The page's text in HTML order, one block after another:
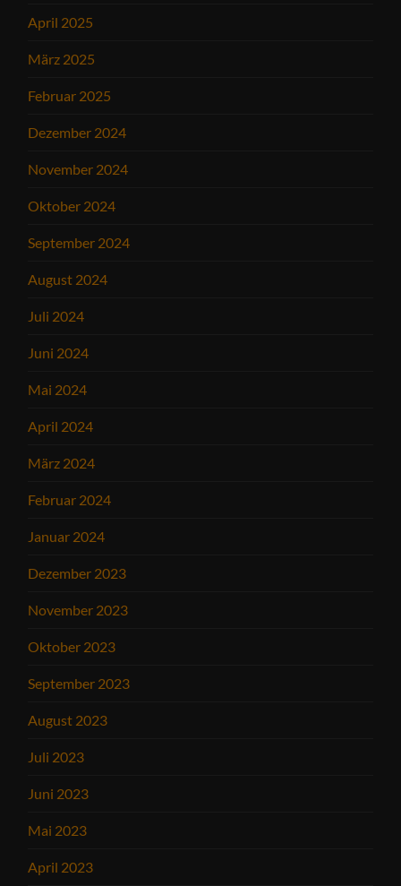
April 2025
März 2025
Februar 2025
Dezember 2024
November 2024
Oktober 2024
September 2024
August 2024
Juli 2024
Juni 2024
Mai 2024
April 2024
März 2024
Februar 2024
Januar 2024
Dezember 2023
November 2023
Oktober 2023
September 2023
August 2023
Juli 2023
Juni 2023
Mai 2023
April 2023